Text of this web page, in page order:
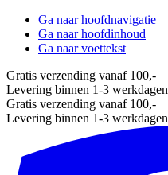
Ga naar hoofdnavigatie
Ga naar hoofdinhoud
Ga naar voettekst
Gratis verzending vanaf 100,-
Levering binnen 1-3 werkdagen
Gratis verzending vanaf 100,-
Levering binnen 1-3 werkdagen